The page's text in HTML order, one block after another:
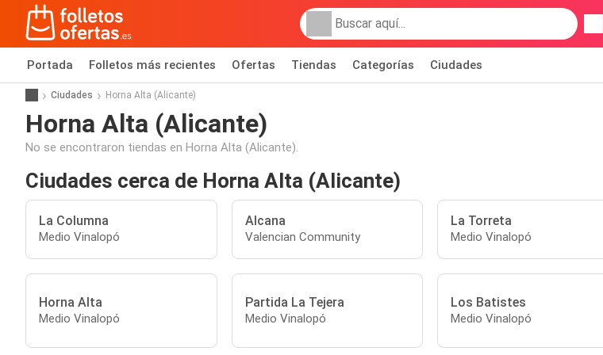
Portada Folletos más recientes Ofertas Tiendas Categorías Ciudades
Ciudades Horna Alta (Alicante)
Horna Alta (Alicante)
No se encontraron tiendas en Horna Alta (Alicante).
Ciudades cerca de Horna Alta (Alicante)
La Columna
Medio Vinalopó
Alcana
Valencian Community
La Torreta
Medio Vinalopó
Horna Alta
Medio Vinalopó
Partida La Tejera
Medio Vinalopó
Los Batistes
Medio Vinalopó